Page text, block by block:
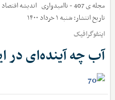
مجله ی 407 - ناامیدواری
اندیشه اقتصاد
تاریخ انتشار:شنبه ۱ خرداد ۱۴۰۰
اینفوگرافیک
آب چه آینده‌ای در